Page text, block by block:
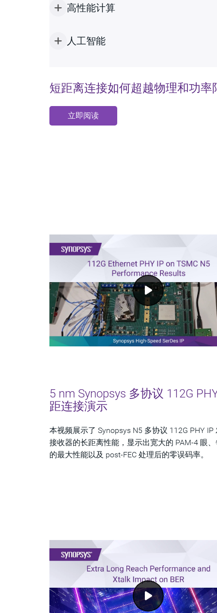
高性能计算
人工智能
短距离连接如何超越物理和功率
立即阅读
5 nm Synopsys 多协议 112G
距连接演示
本视频展示了 Synopsys N5 多协议 112G PHY IP
接收器的长距离性能，显示出宽大的 PAM-4 眼
的最大性能以及 post-FEC 处理后的零误码率。